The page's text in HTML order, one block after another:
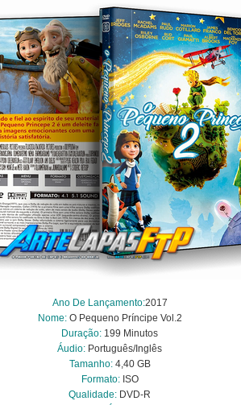
Ano De Lançamento:2017
Nome:O Pequeno Príncipe Vol.2
Duração: 199 Minutos
Áudio: Português/Inglês
Tamanho: 4,40 GB
Formato:ISO
Qualidade: DVD-R